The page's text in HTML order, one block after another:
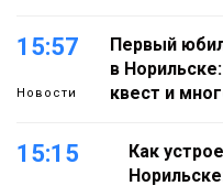
15:57
Новости
Первый
в
квест и
15:15
Как